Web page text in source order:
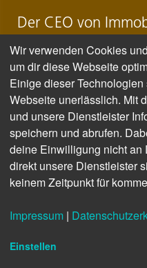
Der CEO von
erläutert im
etablierter
aufgebrochen
> mehr Infos zu
Wir verwenden Cookies
um dir diese Webseite
Einige dieser
Webseite unerlässlich. Mit
und unsere Dienstleister
speichern und abrufen.
deine Einwilligung nicht an
direkt unsere Dienstleister
keinem Zeitpunkt für
Impressum |
Einstellen